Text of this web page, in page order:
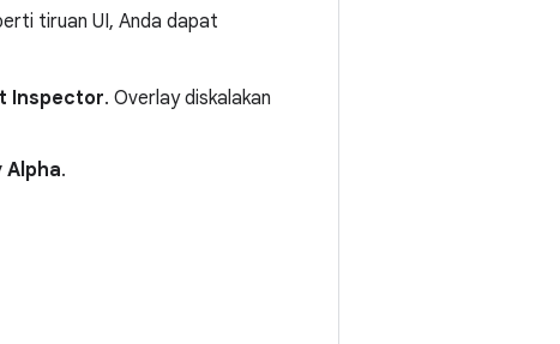
tiruan UI, Anda dapat
Inspector. Overlay diskalakan
Alpha.